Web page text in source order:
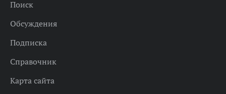
Поиск
Обсуждения
Подписка
Справочник
Карта сайта